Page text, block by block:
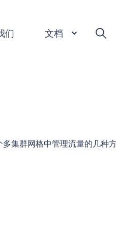
们 文档
集群网格中管理流量的几种方